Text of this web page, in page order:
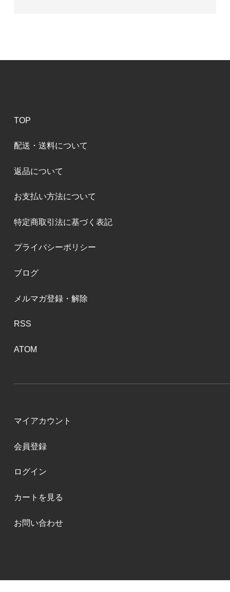
TOP
配送・送料について
返品について
お支払い方法について
特定商取引法に基づく表記
プライバシーポリシー
ブログ
メルマガ登録・解除
RSS
ATOM
マイアカウント
会員登録
ログイン
カートを見る
お問い合わせ